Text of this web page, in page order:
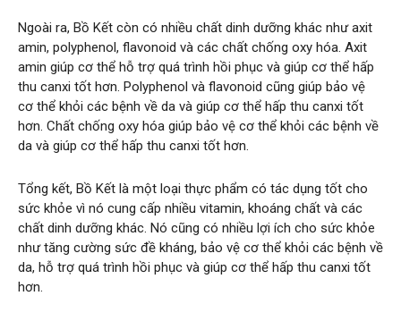
Ngoài ra, Bồ Kết còn có nhiều chất dinh dưỡng khác như axit
amin, polyphenol, flavonoid và các chất chống oxy hóa. Axit
amin giúp cơ thể hỗ trợ quá trình hồi phục và giúp cơ thể hấp
thu canxi tốt hơn. Polyphenol và flavonoid cũng giúp bảo vệ
cơ thể khỏi các bệnh về da và giúp cơ thể hấp thu canxi tốt
hơn. Chất chống oxy hóa giúp bảo vệ cơ thể khỏi các bệnh về
da và giúp cơ thể hấp thu canxi tốt hơn.
Tổng kết, Bồ Kết là một loại thực phẩm có tác dụng tốt cho
sức khỏe vì nó cung cấp nhiều vitamin, khoáng chất và các
chất dinh dưỡng khác. Nó cũng có nhiều lợi ích cho sức khỏe
như tăng cường sức đề kháng, bảo vệ cơ thể khỏi các bệnh về
da, hỗ trợ quá trình hồi phục và giúp cơ thể hấp thu canxi tốt
hơn.